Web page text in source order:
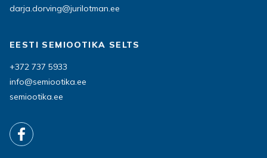
darja.dorving@jurilotman.ee
EESTI SEMIOOTIKA SELTS
+372 737 5933
info@semiootika.ee
semiootika.ee